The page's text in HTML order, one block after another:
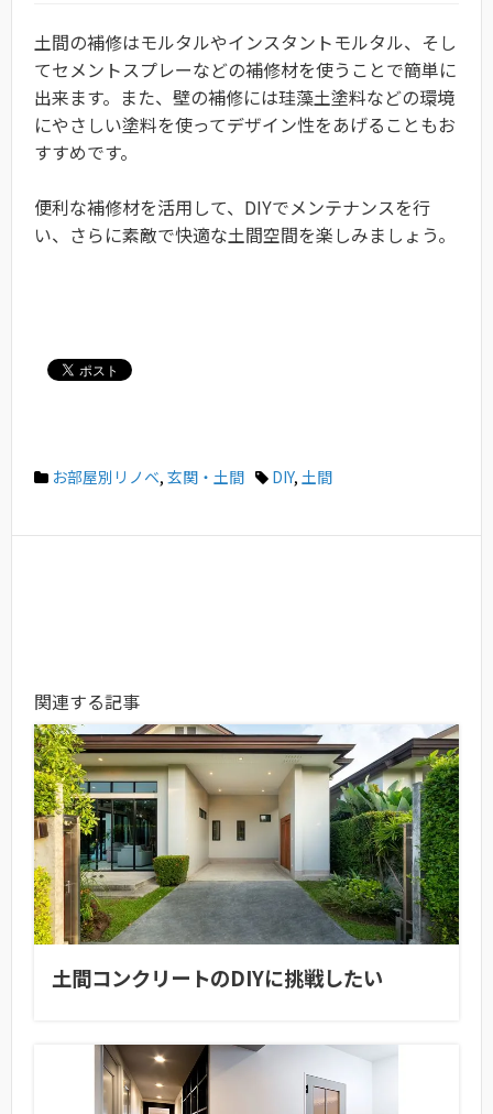
土間の補修はモルタルやインスタントモルタル、そし
てセメントスプレーなどの補修材を使うことで簡単に
出来ます。また、壁の補修には珪藻土塗料などの環境
にやさしい塗料を使ってデザイン性をあげることもお
すすめです。
便利な補修材を活用して、DIYでメンテナンスを行
い、さらに素敵で快適な土間空間を楽しみましょう。
お部屋別リノベ, 玄関・土間 DIY, 土間
関連する記事
土間コンクリートのDIYに挑戦したい